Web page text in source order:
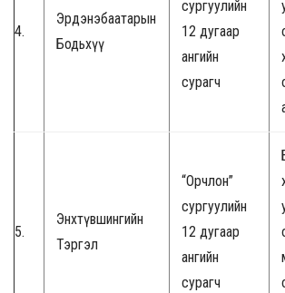
4.
Эрдэнэбаатарын
Бодьхүү
сургуулийн
12 дугаар
ангийн
сурагч
5.
Энхтүвшингийн
Тэргэл
“Орчлон”
сургуулийн
12 дугаар
ангийн
сурагч